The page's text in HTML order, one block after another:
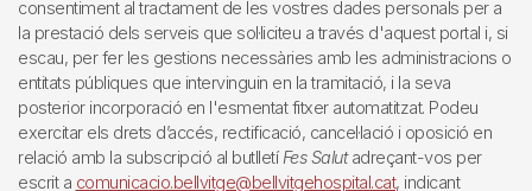
consentiment al tractament de les vostres dades personals per a
la prestació dels serveis que sol·liciteu a través d'aquest portal i, si
escau, per fer les gestions necessàries amb les administracions o
entitats públiques que intervinguin en la tramitació, i la seva
posterior incorporació en l'esmentat fitxer automatitzat. Podeu
exercitar els drets d’accés, rectificació, cancel·lació i oposició en
relació amb la subscripció al butlletí Fes Salutadreçant-vos per
escrit a comunicacio.bellvitge@bellvitgehospital.cat, indicant